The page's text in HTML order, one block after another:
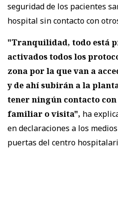
seguridad de los pacientes
hospital sin contacto con
"Tranquilidad, todo está
activados todos los
zona por la que van a
y de ahí subirán a la
tener ningún contacto
familiar o visita", ha
en declaraciones a los
puertas del centro